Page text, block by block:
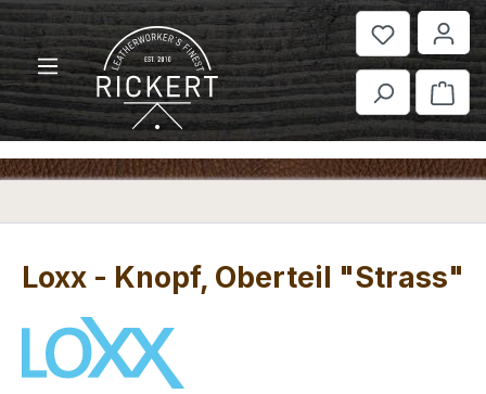
Zum Hauptinhalt springen
Loxx - Knopf, Oberteil "Strass"